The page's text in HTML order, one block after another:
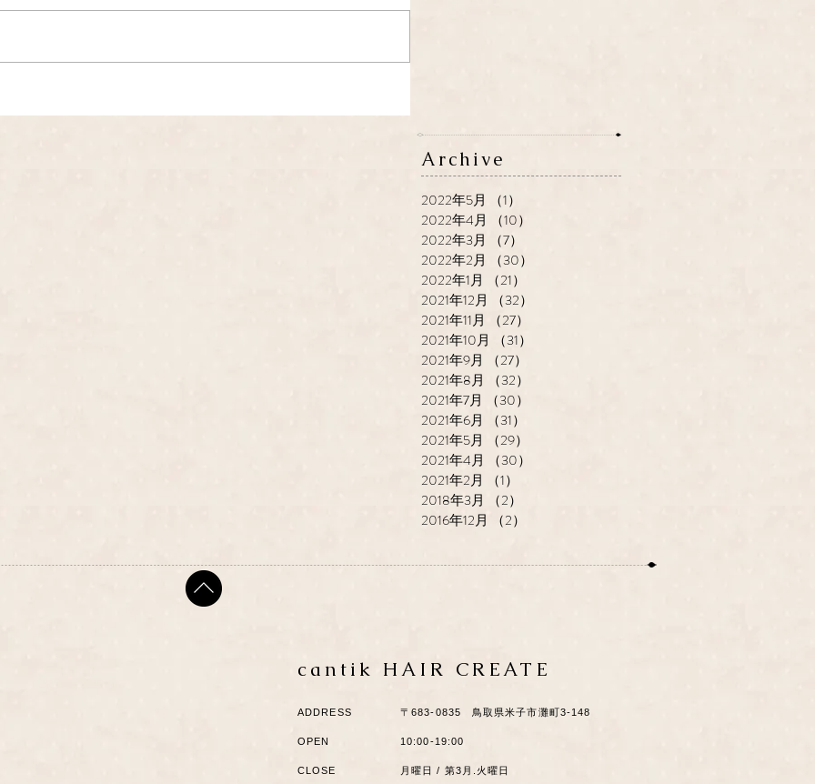
Archive
2022年5月 （1）
2022年4月
（10）
2022年3月
（7）
2022年2月
（30）
2022年1月
（21）
2021年12月
（32）
2021年11月
（27）
2021年10月
（31）
2021年9月
（27）
2021年8月
（32）
2021年7月
（30）
2021年6月
（31）
2021年5月
（29）
2021年4月
（30）
2021年2月
（1）
2018年3月
（2）
2016年12月
（2）
cantik HAIR CREATE
ADDRESS ​〒683-0835 鳥取県米子市灘町3-148
OPEN 10:00-19:00
CLOSE 月曜日 / 第3月.火曜日